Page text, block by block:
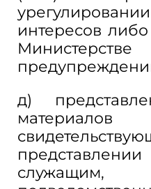
интересов
д)
служащим,